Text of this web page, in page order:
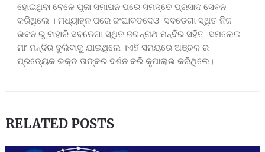
ହୋଇଥିବା ବେଳେ ପୂଜା ସମାପନ ପରେ ସମସ୍ତେ ପ୍ରସାଦ ସେବନ
କରିଥିଲେ । ମଧ୍ୟାହ୍ନ ପରେ ଜଂଘାବଡଦେଓ ସବଡେଗା ସ୍ଥିତ ନିଜ
ଭବନ ରୁ ବାହାରି ସବଡେଗା ସ୍ଥିତ ଜଗନ୍ନାଥ ମନ୍ଦିର ସହିତ ସମଲେଇ
ମା’ ମନ୍ଦିର ବୁଲିବାକୁ ଯାଇଥିଲେ ।ଏହି ସମୟରେ ଅଞ୍ଚଳ ର
ପ୍ରତ୍ୟେକ ଭକ୍ତ ତାଙ୍କର ଦର୍ଶନ କରି କୃପାଲାଭ କରିଥିଲେ।
RELATED POSTS